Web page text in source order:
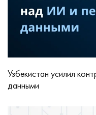
Узбекистан усилил
данными